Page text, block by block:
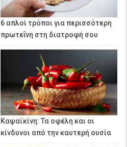
6 απλοί τρόποι για περισσότερη
πρωτεΐνη στη διατροφή σου
Καψαϊκίνη: Τα οφέλη και οι
κίνδυνοι από την καυτερή ουσία